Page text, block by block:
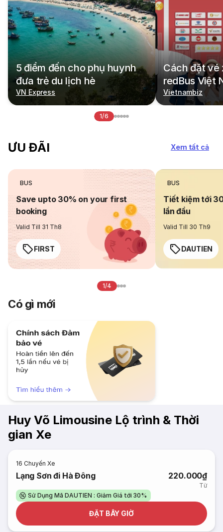
5 điểm đến cho phụ huynh
đưa trẻ du lịch hè
VN Express
Cách đặt vé
redBus Việt
Vietnambiz
1/6
ƯU ĐÃI Xem tất cả
BUS
Save upto 30% on your first
booking
Valid Till 31 Th8
FIRST
BUS
Tiết kiệm tới
lần đầu
Valid Till 30 Th9
DAUTIEN
1/4
Có gì mới
Huy Võ Limousine Lộ trình & Thời
gian Xe
16 Chuyến Xe
Lạng Sơn đi Hà Đông 220.000₫
Từ
Sử Dụng Mã DAUTIEN : Giảm Giá tới 30%
ĐẶT BÂY GIỜ